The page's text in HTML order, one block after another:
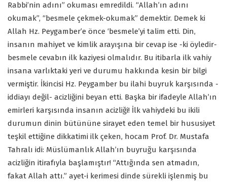
Rabbi’nin adını” okuması emredildi. “Allah’ın adını
okumak”, “besmele çekmek-okumak” demektir. Demek ki
Allah Hz. Peygamber’e önce ‘besmele’yi talim etti. Din,
insanın mahiyet ve kimlik arayışına bir cevap ise -ki öyledir-
besmele cevabın ilk kaziyesi olmalıdır. Bu itibarla ilk vahiy
insana varlıktaki yeri ve durumu hakkında kesin bir bilgi
vermiştir. İkincisi Hz. Peygamber bu ilahi buyruk karşısında -
iddiayı değil- acizliğini beyan etti. Başka bir ifadeyle Allah’ın
emirleri karşısında insanın acizliği! İlk vahiydeki bu ikili
durumun dinin bütününe sirayet eden temel bir hususiyet
teşkil ettiğine dikkatimi ilk çeken, hocam Prof. Dr. Mustafa
Tahralı idi: Müslümanlık Allah’ın buyruğu karşısında
acizliğin itirafıyla başlamıştır! “Attığında sen atmadın,
fakat Allah attı.” ayet-i kerimesi dinde sürekli işlenmiş bu